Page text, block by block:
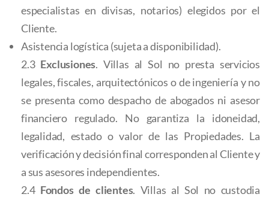
especialistas en divisas, notarios) elegidos por el
Cliente.
Asistencia logística (sujeta a disponibilidad).
2.3 Exclusiones. Villas al Sol no presta servicios
legales, fiscales, arquitectónicos o de ingeniería y no
se presenta como despacho de abogados ni asesor
financiero regulado. No garantiza la idoneidad,
legalidad, estado o valor de las Propiedades. La
verificación y decisión final corresponden al Cliente y
a sus asesores independientes.
2.4 Fondos de clientes. Villas al Sol no custodia